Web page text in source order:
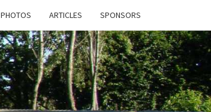
PHOTOS ARTICLES SPONSORS